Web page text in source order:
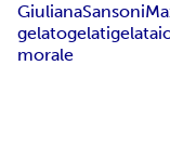
GiulianaSansoni
gelatogelati
morale